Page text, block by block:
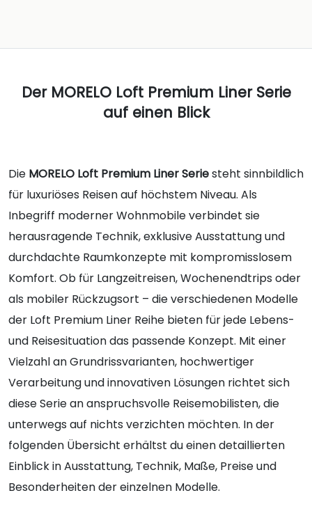
Der MORELO Loft Premium Liner Serie
auf einen Blick
Die MORELO Loft Premium Liner Seriesteht sinnbildlich
für luxuriöses Reisen auf höchstem Niveau. Als
Inbegriff moderner Wohnmobile verbindet sie
herausragende Technik, exklusive Ausstattung und
durchdachte Raumkonzepte mit kompromisslosem
Komfort. Ob für Langzeitreisen, Wochenendtrips oder
als mobiler Rückzugsort – die verschiedenen Modelle
der Loft Premium Liner Reihe bieten für jede Lebens-
und Reisesituation das passende Konzept. Mit einer
Vielzahl an Grundrissvarianten, hochwertiger
Verarbeitung und innovativen Lösungen richtet sich
diese Serie an anspruchsvolle Reisemobilisten, die
unterwegs auf nichts verzichten möchten. In der
folgenden Übersicht erhältst du einen detaillierten
Einblick in Ausstattung, Technik, Maße, Preise und
Besonderheiten der einzelnen Modelle.